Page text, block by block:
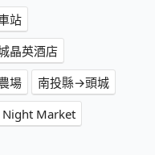
站
晶英酒店
場
南投縣→頭城
Market